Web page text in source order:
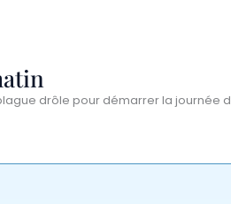
drôle pour démarrer la journée